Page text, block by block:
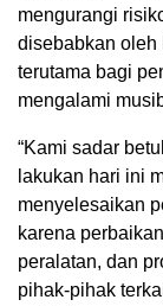
mengurangi
disebabkan oleh
terutama bagi
mengalami
“Kami sadar
lakukan hari ini
menyelesaikan
karena
peralatan, dan
pihak-pihak